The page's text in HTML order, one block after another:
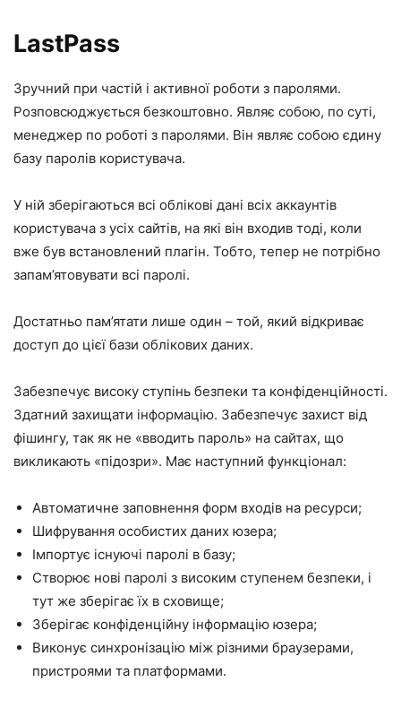
LastPass
Зручний при частій і активної роботи з паролями.
Розповсюджується безкоштовно. Являє собою, по суті,
менеджер по роботі з паролями. Він являє собою єдину
базу паролів користувача.
У ній зберігаються всі облікові дані всіх аккаунтів
користувача з усіх сайтів, на які він входив тоді, коли
вже був встановлений плагін. Тобто, тепер не потрібно
запам’ятовувати всі паролі.
Достатньо пам’ятати лише один – той, який відкриває
доступ до цієї бази облікових даних.
Забезпечує високу ступінь безпеки та конфіденційності.
Здатний захищати інформацію. Забезпечує захист від
фішингу, так як не «вводить пароль» на сайтах, що
викликають «підозри». Має наступний функціонал:
Автоматичне заповнення форм входів на ресурси;
Шифрування особистих даних юзера;
Імпортує існуючі паролі в базу;
Створює нові паролі з високим ступенем безпеки, і
тут же зберігає їх в сховище;
Зберігає конфіденційну інформацію юзера;
Виконує синхронізацію між різними браузерами,
пристроями та платформами.